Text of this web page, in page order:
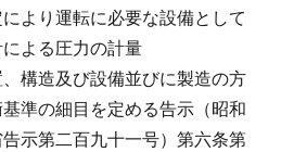
より運転に必要な設備として
よる圧力の計量
構造及び設備並びに製造の方
準の細目を定める告示（昭和
示第二百九十一号）第六条第